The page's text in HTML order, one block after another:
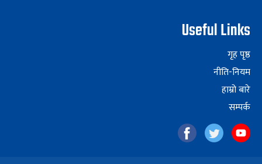
Useful Links
गृह पृष्ठ
नीति-नियम
हाम्रो बारे
सम्पर्क